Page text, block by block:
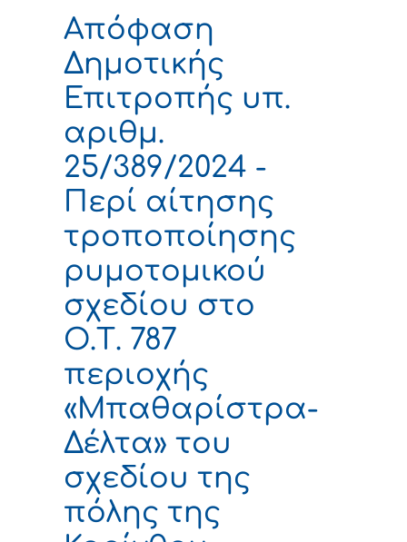
Απόφαση
Δημοτικής
Επιτροπής υπ.
αριθμ.
25/389/2024 -
Περί αίτησης
τροποποίησης
ρυμοτομικού
σχεδίου στο
Ο.Τ. 787
περιοχής
«Μπαθαρίστρα-
Δέλτα» του
σχεδίου της
πόλης της